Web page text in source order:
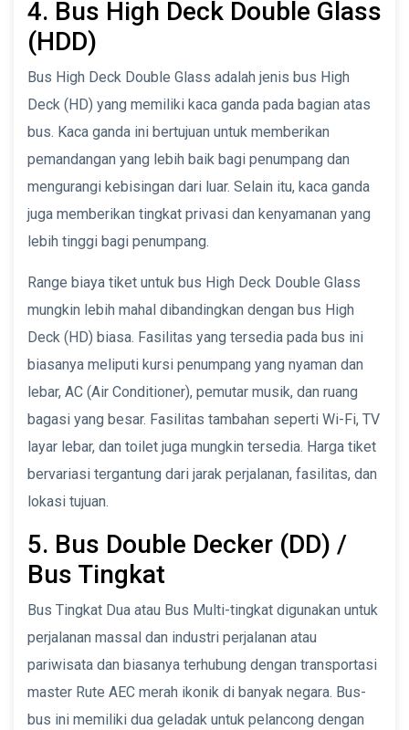
4. Bus High Deck Double Glass
(HDD)
Bus High Deck Double Glass adalah jenis bus High
Deck (HD) yang memiliki kaca ganda pada bagian atas
bus. Kaca ganda ini bertujuan untuk memberikan
pemandangan yang lebih baik bagi penumpang dan
mengurangi kebisingan dari luar. Selain itu, kaca ganda
juga memberikan tingkat privasi dan kenyamanan yang
lebih tinggi bagi penumpang.
Range biaya tiket untuk bus High Deck Double Glass
mungkin lebih mahal dibandingkan dengan bus High
Deck (HD) biasa. Fasilitas yang tersedia pada bus ini
biasanya meliputi kursi penumpang yang nyaman dan
lebar, AC (Air Conditioner), pemutar musik, dan ruang
bagasi yang besar. Fasilitas tambahan seperti Wi-Fi, TV
layar lebar, dan toilet juga mungkin tersedia. Harga tiket
bervariasi tergantung dari jarak perjalanan, fasilitas, dan
lokasi tujuan.
5. Bus Double Decker (DD) /
Bus Tingkat
Bus Tingkat Dua atau Bus Multi-tingkat digunakan untuk
perjalanan massal dan industri perjalanan atau
pariwisata dan biasanya terhubung dengan transportasi
master Rute AEC merah ikonik di banyak negara. Bus-
bus ini memiliki dua geladak untuk pelancong dengan